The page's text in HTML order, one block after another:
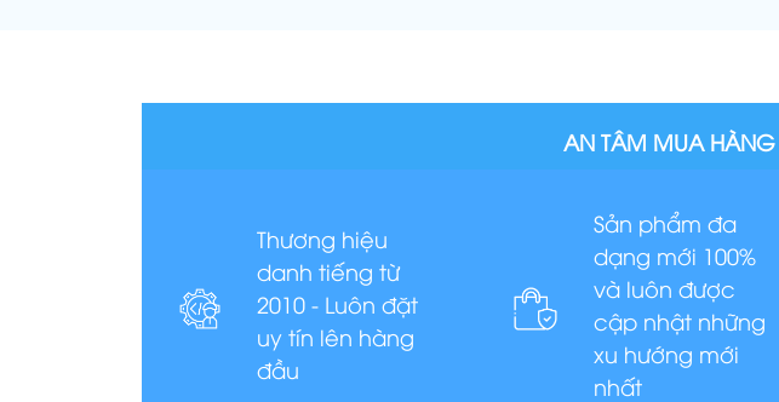
AN TÂM MUA HÀNG
Thương hiệu
danh tiếng từ
2010 - Luôn đặt
uy tín lên hàng
đầu
Sản phẩm đa
dạng mới 100%
và luôn được
cập nhật những
xu hướng mới
nhất